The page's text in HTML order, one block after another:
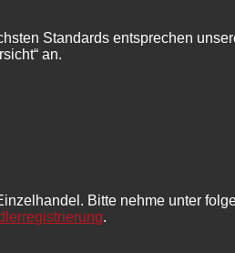
Standards entsprechen
an.
Bitte nehme unter
.